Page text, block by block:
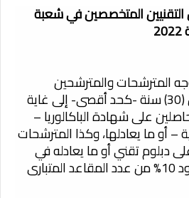
المتخصصين في شعبة
المترشحات والمترشحين
البالغين من العمر ثلاثين (30) سنة -كحد أقصى- إلى غاية
شتنبر 2022 والحاصلين على شهادة الباكالوريا –
– أو ما يعادلها، وكذا المترشحات
دبلوم تقني أو ما يعادله في
الشعب المماثلة في حدود 10% من عدد المقاعد المتبارى